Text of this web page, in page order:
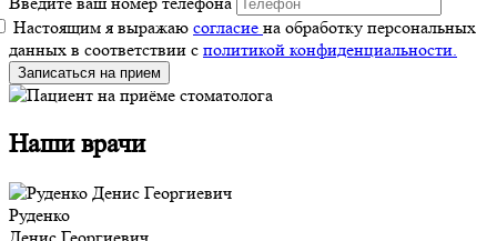
Настоящим я выражаю согласие на обработку персональных
данных в соответствии с политикой конфиденциальности.
Записаться на прием
Наши врачи
Руденко